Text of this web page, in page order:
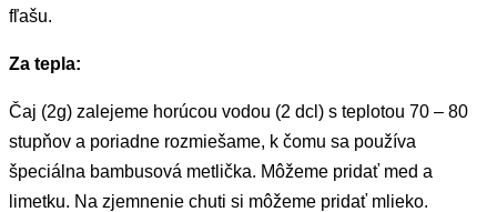
fľašu.
Za tepla:
Čaj (2g) zalejeme horúcou vodou (2 dcl) s teplotou 70 – 80
stupňov a poriadne rozmiešame, k čomu sa používa
špeciálna bambusová metlička. Môžeme pridať med a
limetku. Na zjemnenie chuti si môžeme pridať mlieko.